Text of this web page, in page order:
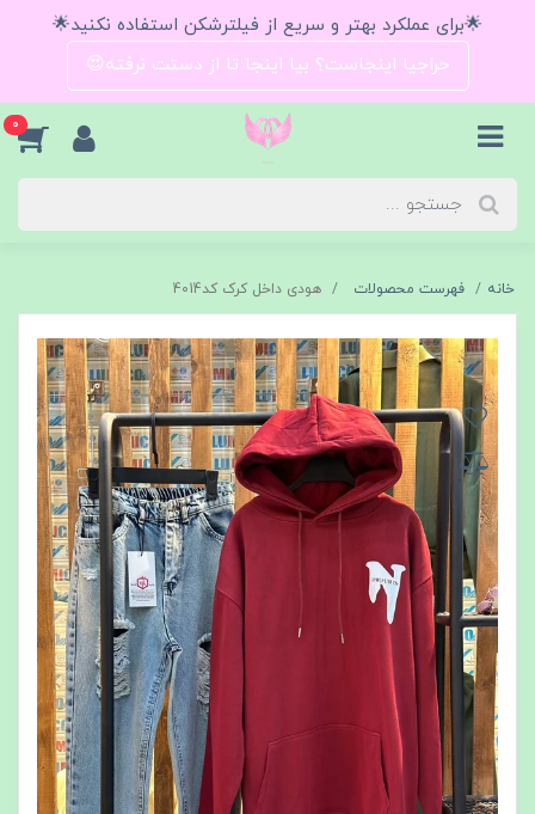
🌟برای عملکرد بهتر و سریع از فیلترشکن استفاده نکنید🌟
حراجیا اینجاست؟ بیا اینجا تا از دستت نرفته😍
0
خانه فهرست محصولات هودی داخل کرک کد4014